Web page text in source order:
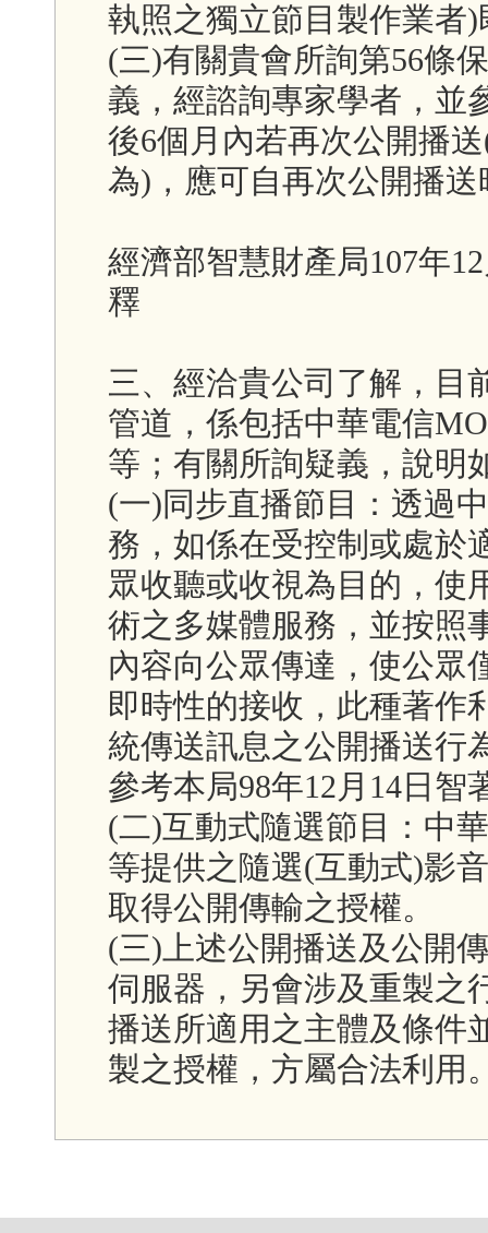
執照之獨立節目製作業者
(三)有關貴會所詢第56條
義，經諮詢專家學者，並
後6個月內若再次公開播
為)，應可自再次公開播
經濟部智慧財產局107年
釋
三、經洽貴公司了解，目
管道，係包括中華電信
等；有關所詢疑義，說明
(一)同步直播節目：透過
務，如係在受控制或處於
眾收聽或收視為目的，使
術之多媒體服務，並按照
內容向公眾傳達，使公眾
即時性的接收，此種著作
統傳送訊息之公開播送行
參考本局98年12月14日智
(二)互動式隨選節目：中
等提供之隨選(互動式)影
取得公開傳輸之授權。
(三)上述公開播送及公開
伺服器，另會涉及重製之
播送所適用之主體及條件
製之授權，方屬合法利用